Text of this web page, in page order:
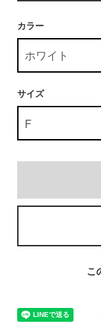
カラー
サイズ
こ